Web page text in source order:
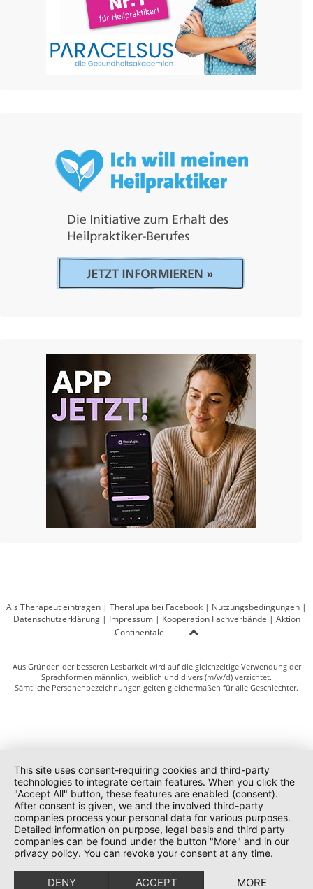
Als Therapeut eintragen | Theralupa bei Facebook | Nutzungsbedingungen |
Datenschutzerklärung| Impressum| Kooperation Fachverbände | Aktion
Continentale
Aus Gründen der besseren Lesbarkeit wird auf die gleichzeitige Verwendung der
Sprachformen männlich, weiblich und divers (m/w/d) verzichtet.
Sämtliche Personenbezeichnungen gelten gleichermaßen für alle Geschlechter.
This site uses consent-requiring cookies and third-party
technologies to integrate certain features. When you click the
"Accept All" button, these features are enabled (consent).
After consent is given, we and the involved third-party
companies process your personal data for various purposes.
Detailed information on purpose, legal basis and third party
companies can be found under the button "More" and in our
privacy policy. You can revoke your consent at any time.
DENY ACCEPT MORE